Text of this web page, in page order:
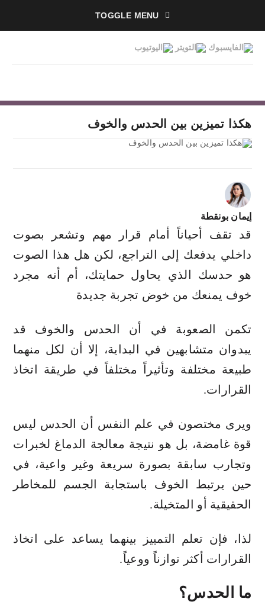
TOGGLE MENU
هكذا تميزين بين الحدس والخوف
إيمان بونقطة
قد تقف أحياناً أمام قرار مهم وتشعر بصوت
داخلي يدفعك إلى التراجع، لكن هل هذا الصوت
هو حدسك الذي يحاول حمايتك، أم أنه مجرد
خوف يمنعك من خوض تجربة جديدة
تكمن الصعوبة في أن الحدس والخوف قد
يبدوان متشابهين في البداية، إلا أن لكل منهما
طبيعة مختلفة وتأثيراً مختلفاً في طريقة اتخاذ
القرارات.
ويرى مختصون في علم النفس أن الحدس ليس
قوة غامضة، بل هو نتيجة معالجة الدماغ لخبرات
وتجارب سابقة بصورة سريعة وغير واعية، في
حين يرتبط الخوف باستجابة الجسم للمخاطر
الحقيقية أو المتخيلة.
لذا، فإن تعلم التمييز بينهما يساعد على اتخاذ
القرارات أكثر توازناً ووعياً.
ما الحدس؟